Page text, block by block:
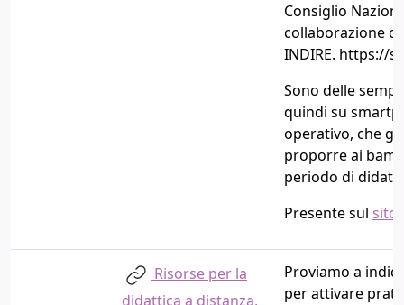
Consiglio
collaborazione
INDIRE. https://
Sono delle
quindi su
operativo, che
proporre ai
periodo di
Presente sul sito
Risorse per la
didattica a distanza,
Proviamo a
per attivare